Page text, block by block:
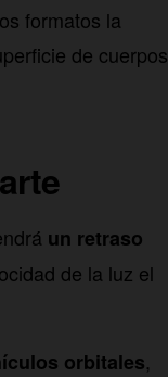
formatos la
de cuerpos
un retraso
de la luz el
orbitales,